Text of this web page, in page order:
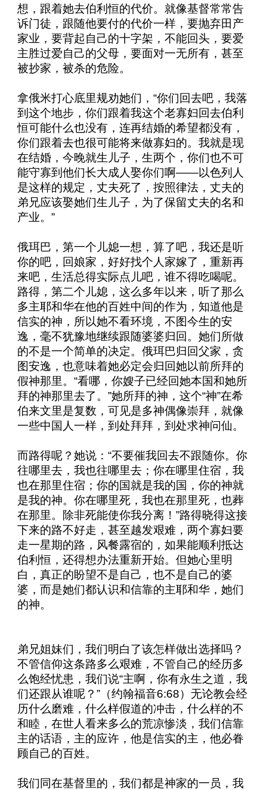
想，跟着她去伯利恒的代价。就像基督常常告
诉门徒，跟随他要付的代价一样，要抛弃田产
家业，要背起自己的十字架，不能回头，要爱
主胜过爱自己的父母，要面对一无所有，甚至
被抄家，被杀的危险。
拿俄米打心底里规劝她们，“你们回去吧，我落
到这个地步，你们跟着我这个老寡妇回去伯利
恒可能什么也没有，连再结婚的希望都没有，
你们跟着去也很可能将来做寡妇的。我就是现
在结婚，今晚就生儿子，生两个，你们也不可
能守寡到他们长大成人娶你们啊——以色列人
是这样的规定，丈夫死了，按照律法，丈夫的
弟兄应该娶她们生儿子，为了保留丈夫的名和
产业。”
俄珥巴，第一个儿媳一想，算了吧，我还是听
你的吧，回娘家，好好找个人家嫁了，重新再
来吧，生活总得实际点儿吧，谁不得吃喝呢。
路得，第二个儿媳，这么多年以来，听了那么
多主耶和华在他的百姓中间的作为，知道他是
信实的神，所以她不看环境，不图今生的安
逸，毫不犹豫地继续跟随婆婆归回。她们所做
的不是一个简单的决定。俄珥巴归回父家，贪
图安逸，也意味着她必定会归回她以前所拜的
假神那里。“看哪，你嫂子已经回她本国和她所
拜的神那里去了。”她所拜的神，这个“神”在希
伯来文里是复数，可见是多神偶像崇拜，就像
一些中国人一样，到处拜拜，到处求神问仙。
而路得呢？她说：“不要催我回去不跟随你。你
往哪里去，我也往哪里去；你在哪里住宿，我
也在那里住宿；你的国就是我的国，你的神就
是我的神。你在哪里死，我也在那里死，也葬
在那里。除非死能使你我分离！”路得晓得这接
下来的路不好走，甚至越发艰难，两个寡妇要
走一星期的路，风餐露宿的，如果能顺利抵达
伯利恒，还得想办法重新开始。但她心里明
白，真正的盼望不是自己，也不是自己的婆
婆，而是她们都认识和信靠的主耶和华，她们
的神。
弟兄姐妹们，我们明白了该怎样做出选择吗？
不管信仰这条路多么艰难，不管自己的经历多
么饱经忧患，我们说“主啊，你有永生之道，我
们还跟从谁呢？”（约翰福音6:68）无论教会经
历什么磨难，什么样假道的冲击，什么样的不
和睦，在世人看来多么的荒凉惨淡，我们信靠
主的话语，主的应许，他是信实的主，他必眷
顾自己的百姓。
我们同在基督里的，我们都是神家的一员，我